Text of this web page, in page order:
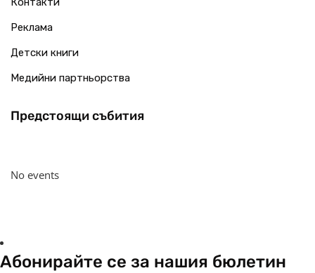
Реклама
Детски книги
Медийни партньорства
Предстоящи събития
No events
Абонирайте се за нашия бюлетин